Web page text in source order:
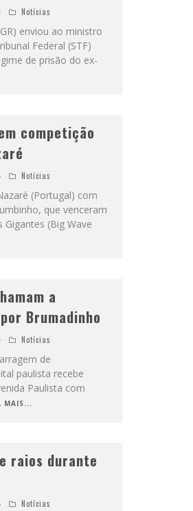
Notícias
enviou ao ministro
Federal (STF)
de prisão do ex-
competição
Notícias
(Portugal) com
que venceram
(Big Wave
a
Brumadinho
Notícias
de
paulista recebe
Paulista com
MAIS...
raios durante
Notícias